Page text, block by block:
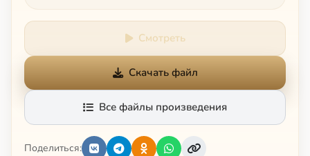
Смотреть
Скачать файл
Все файлы произведения
Поделиться: